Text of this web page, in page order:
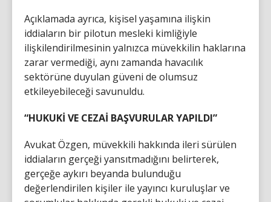
Açıklamada ayrıca, kişisel yaşamına ilişkin
iddiaların bir pilotun mesleki kimliğiyle
ilişkilendirilmesinin yalnızca müvekkilin haklarına
zarar vermediği, aynı zamanda havacılık
sektörüne duyulan güveni de olumsuz
etkileyebileceği savunuldu.
“HUKUKİ VE CEZAİ BAŞVURULAR YAPILDI”
Avukat Özgen, müvekkili hakkında ileri sürülen
iddiaların gerçeği yansıtmadığını belirterek,
gerçeğe aykırı beyanda bulunduğu
değerlendirilen kişiler ile yayıncı kuruluşlar ve